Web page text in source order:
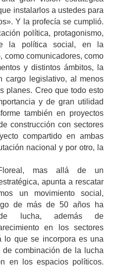
instalarlos a ustedes para
Y la profecía se cumplió.
política, protagonismo,
la política social, en la
como comunicadores, como
y distintos ámbitos, la
cargo legislativo, al menos
planes. Creo que todo esto
y de gran utilidad
también en proyectos
construcción con sectores
compartido en ambas
nacional y por otro, la
mas allá de un
apunta a rescatar
un movimiento social,
de más de 50 años ha
de lucha, además de
en los sectores
lo que se incorpora es una
combinación de la lucha
en los espacios políticos.